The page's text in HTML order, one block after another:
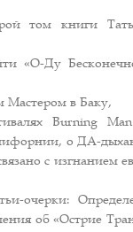
том книги
«О-Ду
Мастером в Баку,
Burning
о ДА-
с изгнанием
очерки:
об «Острие